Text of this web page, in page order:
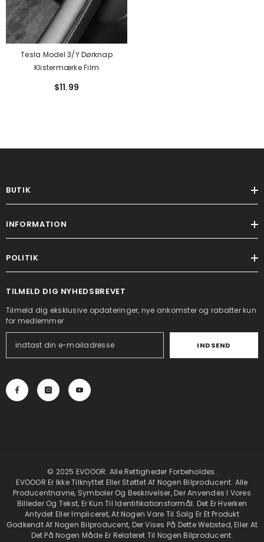
Tesla Model 3/Y Dørknap
Klistermærke Film
$11.99
BUTIK
INFORMATION
POLITIK
TILMELD DIG NYHEDSBREVET
Tilmeld dig eksklusive opdateringer, nye ankomster og rabatter kun
for medlemmer
INDSEND
© 2025 EVOOOR. Alle Rettigheder Forbeholdes.
EVOOOR Er Ikke Tilknyttet Eller Støttet Af Nogen Bilproducent. Alle
Producentnavne, Symboler Og Beskrivelser, Der Anvendes I Vores
Billeder Og Tekst, Er Kun Til Identifikationsformål. Det Er Hverken
Antydet Eller Impliceret, At Nogen Vare Til Salg Er Et Produkt
Godkendt Af Nogen Bilproducent, Der Vises På Dette Websted, Eller At
Det På Nogen Måde Er Relateret Til Nogen Bilproducent.